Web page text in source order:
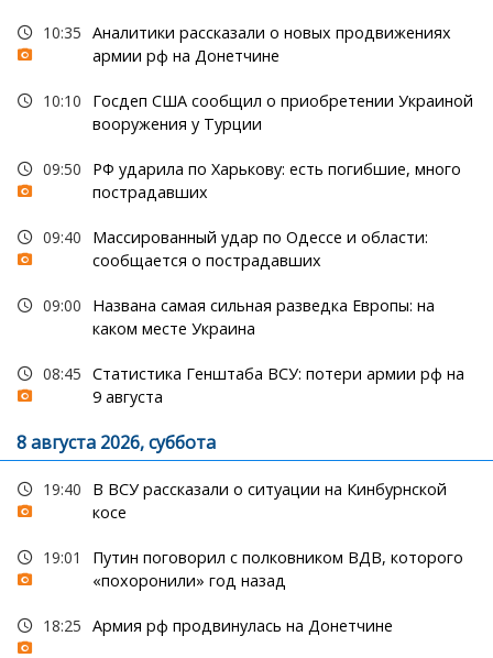
10:35 Аналитики рассказали о новых продвижениях
армии рф на Донетчине
10:10
Госдеп США сообщил о приобретении Украиной
вооружения у Турции
09:50
РФ ударила по Харькову: есть погибшие, много
пострадавших
09:40
Массированный удар по Одессе и области:
сообщается о пострадавших
09:00
Названа самая сильная разведка Европы: на
каком месте Украина
08:45 Статистика Генштаба ВСУ: потери армии рф на
9 августа
8 августа 2026, суббота
19:40
В ВСУ рассказали о ситуации на Кинбурнской
косе
19:01
Путин поговорил с полковником ВДВ, которого
«похоронили» год назад
18:25 Армия рф продвинулась на Донетчине